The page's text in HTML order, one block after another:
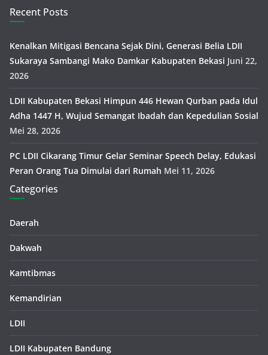
Recent Posts
Kenalkan Mitigasi Bencana Sejak Dini, Generasi Belia LDII
Sukaraya Sambangi Mako Damkar Kabupaten Bekasi Juni 22,
2026
LDII Kabupaten Bekasi Himpun 446 Hewan Qurban pada Idul
Adha 1447 H, Wujud Semangat Ibadah dan Kepedulian Sosial
Mei 28, 2026
PC LDII Cikarang Timur Gelar Seminar Speech Delay, Edukasi
Peran Orang Tua Dimulai dari Rumah Mei 11, 2026
Categories
Daerah
Dakwah
Kamtibmas
Kemandirian
LDII
LDII Kabupaten Bandung